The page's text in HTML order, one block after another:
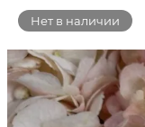
Нет в наличии